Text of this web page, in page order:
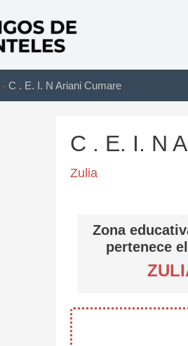
- C . E. I. N Ariani Cumare
C . E. I. N
Zulia
Zona
pertenece